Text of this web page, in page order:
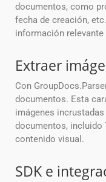
documentos, como
fecha de creación,
información
Extraer
Con
documentos. Esta
imágenes
documentos, incluido
contenido visual.
SDK e